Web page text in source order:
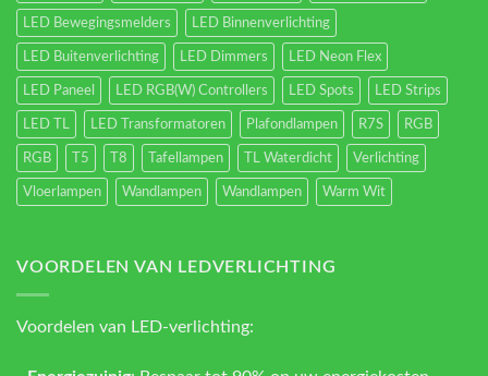
LED Bewegingsmelders LED Binnenverlichting
LED Buitenverlichting LED Dimmers LED Neon Flex
LED Paneel LED RGB(W) Controllers LED Spots LED Strips
LED TL LED Transformatoren Plafondlampen R7S RGB
RGB T5 T8 Tafellampen TL Waterdicht Verlichting
Vloerlampen Wandlampen Wandlampen Warm Wit
VOORDELEN VAN LEDVERLICHTING
Voordelen van LED-verlichting: